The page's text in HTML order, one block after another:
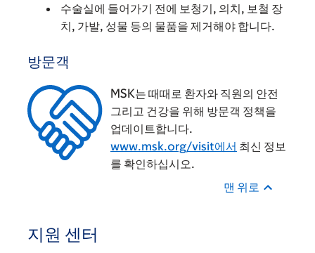
수술실에 들어가기 전에 보청기, 의치, 보철 장
치, 가발, 성물 등의 물품을 제거해야 합니다.
방문객
MSK는 때때로 환자와 직원의 안전
그리고 건강을 위해 방문객 정책을
업데이트합니다.
www.msk.org/visit에서 최신 정보
를 확인하십시오.
맨 위로
지원 센터